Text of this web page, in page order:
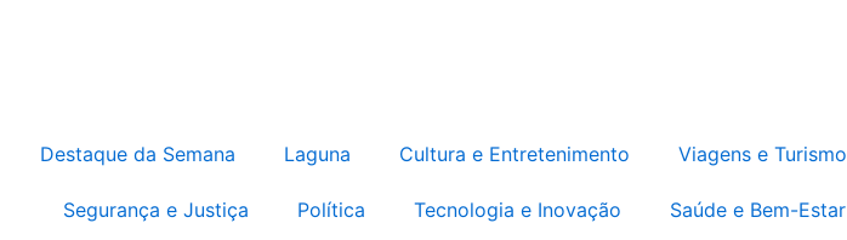
Destaque da Semana Laguna Cultura e Entretenimento Viagens e Turismo
Segurança e Justiça Política Tecnologia e Inovação Saúde e Bem-Estar